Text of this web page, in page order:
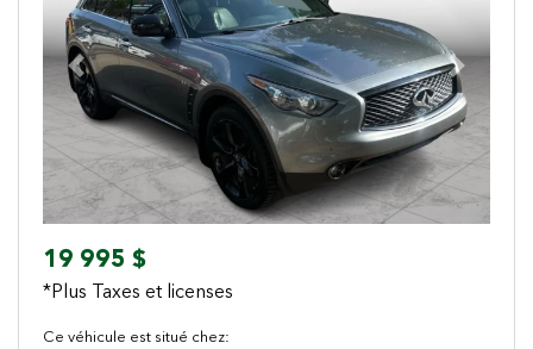
Previous Next
19 995 $
*Plus Taxes et licenses
Ce véhicule est situé chez: